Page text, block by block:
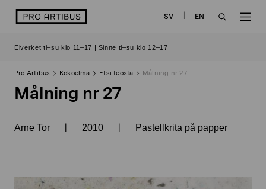
sisältöön
logo SV
EN
Elverket ti–su klo 11–17 | Sinne ti–su klo 12–17
Pro Artibus Kokoelma Etsi teosta Målning nr 27
Målning nr 27
Arne Tor | 2010 | Pastellkrita på papper